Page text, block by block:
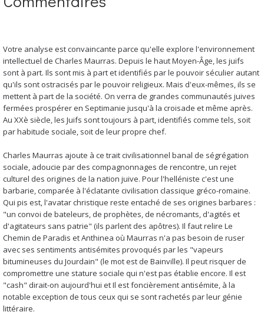
Votre analyse est convaincante parce qu'elle explore l'environnement
intellectuel de Charles Maurras. Depuis le haut Moyen-Âge, les juifs
sont à part. Ils sont mis à part et identifiés par le pouvoir séculier autant
qu'ils sont ostracisés par le pouvoir religieux. Mais d'eux-mêmes, ils se
mettent à part de la société. On verra de grandes communautés juives
fermées prospérer en Septimanie jusqu'à la croisade et même après.
Au XXè siècle, les Juifs sont toujours à part, identifiés comme tels, soit
par habitude sociale, soit de leur propre chef.
Charles Maurras ajoute à ce trait civilisationnel banal de ségrégation
sociale, adoucie par des compagnonnages de rencontre, un rejet
culturel des origines de la nation juive. Pour l'helléniste c'est une
barbarie, comparée à l'éclatante civilisation classique gréco-romaine.
Qui pis est, l'avatar christique reste entaché de ses origines barbares :
"un convoi de bateleurs, de prophètes, de nécromants, d'agités et
d'agitateurs sans patrie" (ils parlent des apôtres). Il faut relire Le
Chemin de Paradis et Anthinea où Maurras n'a pas besoin de ruser
avec ses sentiments antisémites provoqués par les "vapeurs
bitumineuses du Jourdain" (le mot est de Bainville). Il peut risquer de
compromettre une stature sociale qui n'est pas établie encore. Il est
"cash" dirait-on aujourd'hui et Il est foncièrement antisémite, à la
notable exception de tous ceux qui se sont rachetés par leur génie
littéraire.